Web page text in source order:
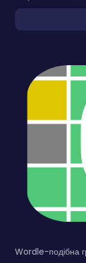
Wordle-подібна